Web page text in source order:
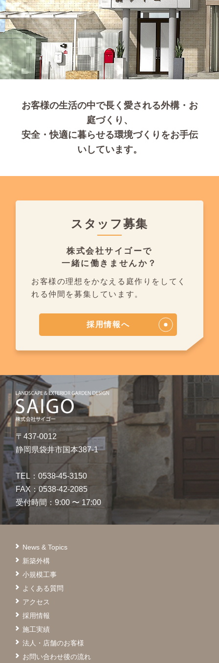
お客様の生活の中で長く愛される外構・お
庭づくり、
安全・快適に暮らせる環境づくりをお手伝
いしています。
スタッフ募集
株式会社サイゴーで
一緒に働きませんか？
お客様の理想をかなえる庭作りを してく
れる仲間を募集しています。
採用情報へ
〒437-0012
静岡県袋井市国本387-1
TEL：0538-45-3150
FAX：0538-42-2085
受付時間：9:00 〜 17:00
News & Topics
新築外構
小規模工事
よくある質問
アクセス
採用情報
施工実績
法人・店舗のお客様
お問い合わせ後の流れ